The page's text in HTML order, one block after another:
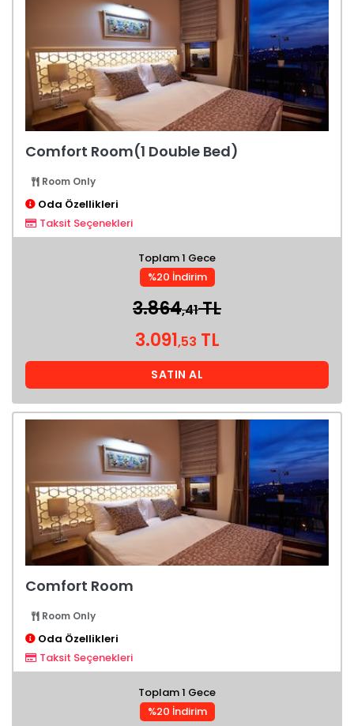
Comfort Room(1 Double Bed)
Room Only
Oda Özellikleri
Taksit Seçenekleri
Toplam 1 Gece
%20 İndirim
3.864,41TL
3.091,53 TL
SATIN AL
Comfort Room
Room Only
Oda Özellikleri
Taksit Seçenekleri
Toplam 1 Gece
%20 İndirim